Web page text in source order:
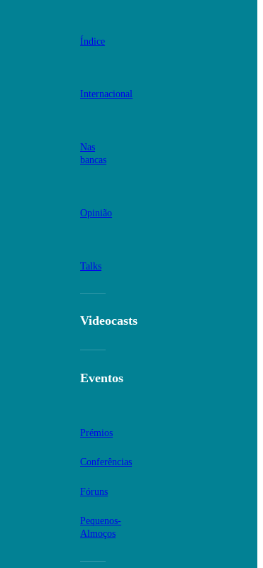
Índice
Internacional
Nas
bancas
Opinião
Talks
Videocasts
Eventos
Prémios
Conferências
Fóruns
Pequenos-
Almoços